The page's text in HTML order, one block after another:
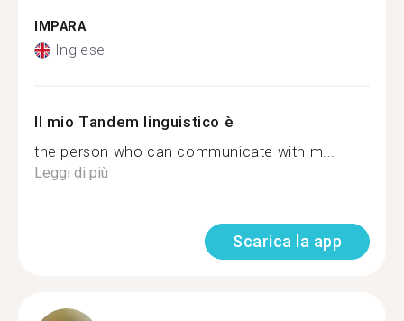
IMPARA
Inglese
Il mio Tandem linguistico è
the person who can communicate with m...
Leggi di più
Scarica la app